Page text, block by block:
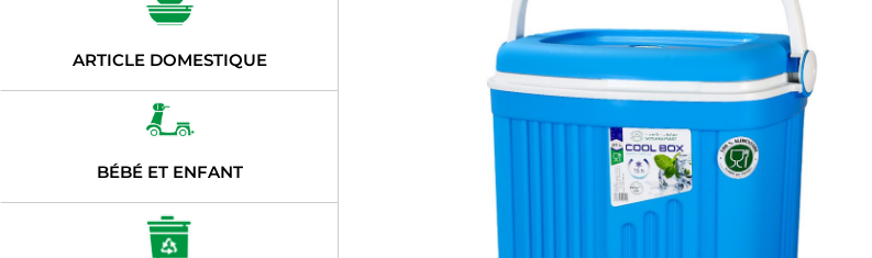
ARTICLE DOMESTIQUE
BÉBÉ ET ENFANT